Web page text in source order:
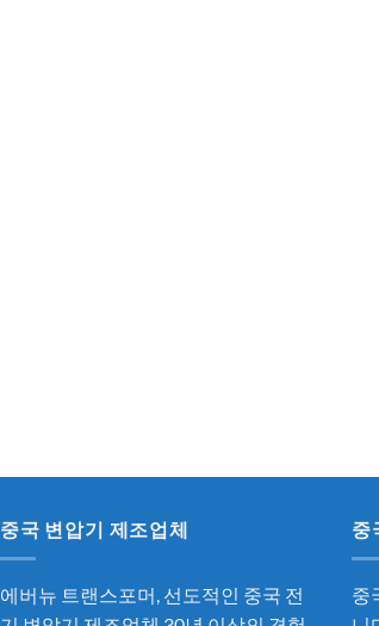
중국 변압기 제조업체
에버뉴 트랜스포머, 선도적인 중국 전
중
중